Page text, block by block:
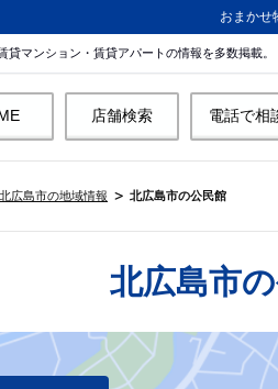
おまかせ
マンション・賃貸アパートの情報を多数掲載。
店舗検索 電話で相
北広島市の地域情報 北広島市の公民館
北広島市